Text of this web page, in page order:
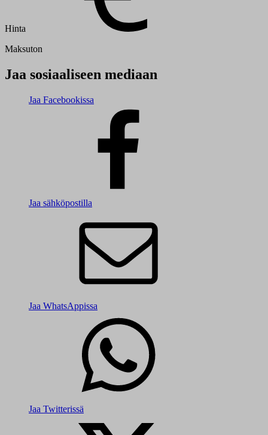
Hinta
Maksuton
Jaa sosiaaliseen mediaan
Jaa Facebookissa
Jaa sähköpostilla
Jaa WhatsAppissa
Jaa Twitterissä